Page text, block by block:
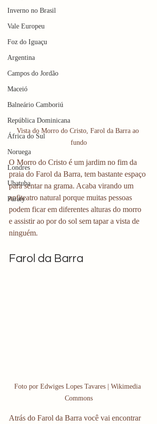
Inverno no Brasil
Vale Europeu
Foz do Iguaçu
Argentina
Campos do Jordão
Maceió
Balneário Camboriú
República Dominicana
África do Sul
Noruega
Londres
Ubatuba
Paraty
Vista do Morro do Cristo, Farol da Barra ao
fundo
O Morro do Cristo é um jardim no fim da
praia do Farol da Barra, tem bastante espaço
para sentar na grama. Acaba virando um
anfiteatro natural porque muitas pessoas
podem ficar em diferentes alturas do morro
e assistir ao por do sol sem tapar a vista de
ninguém.
Farol da Barra
Foto por Edwiges Lopes Tavares | Wikimedia
Commons
Atrás do Farol da Barra você vai encontrar